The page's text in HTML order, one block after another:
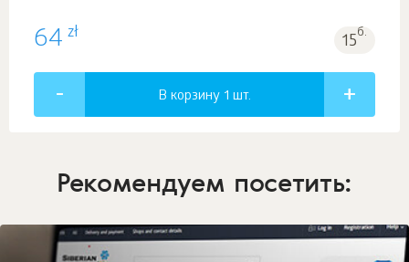
64 zł 15б.
В корзину 1 шт.
Рекомендуем посетить: